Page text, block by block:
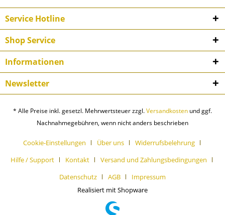
Service Hotline
Shop Service
Informationen
Newsletter
* Alle Preise inkl. gesetzl. Mehrwertsteuer zzgl.Versandkosten und ggf.
Nachnahmegebühren, wenn nicht anders beschrieben
Cookie-Einstellungen Über uns
Widerrufsbelehrung
Hilfe / Support
Kontakt
Versand und Zahlungsbedingungen
Datenschutz
AGB
Impressum
Realisiert mit Shopware